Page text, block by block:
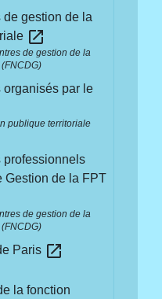
gestion de la
open_in_new
de gestion de la
organisés par le
publique territoriale
professionnels
Gestion de la FPT
de gestion de la
Paris open_in_new
la fonction